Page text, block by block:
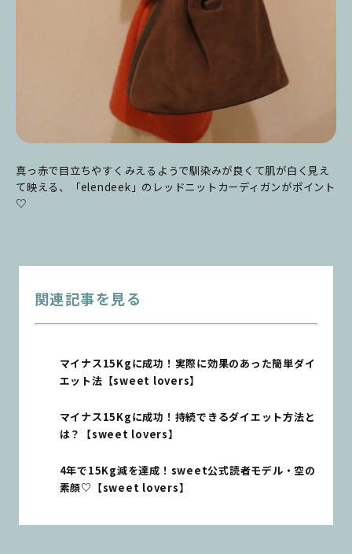
真っ赤で目立ちやすくみえるようで馴染みが良くて肌が白く見え
て映える、「elendeek」のレッドニットカーディガンがポイント
♡
関連記事を見る
マイナス15Kgに成功！実際に効果のあった簡単ダイ
エット法【sweet lovers】
マイナス15Kgに成功！持続できるダイエット方法と
は？【sweet lovers】
4年で15Kg減を達成！sweet公式読者モデル・空の
素顔♡【sweet lovers】